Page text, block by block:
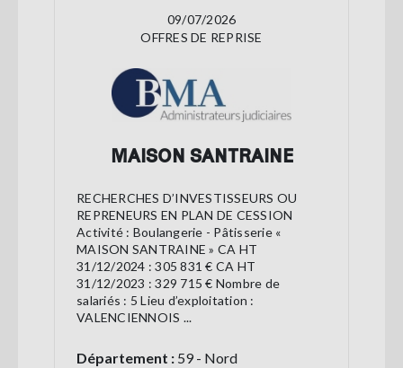
09/07/2026
OFFRES DE REPRISE
MAISON SANTRAINE
RECHERCHES D’INVESTISSEURS OU
REPRENEURS EN PLAN DE CESSION
Activité : Boulangerie - Pâtisserie «
MAISON SANTRAINE » CA HT
31/12/2024 : 305 831 € CA HT
31/12/2023 : 329 715 € Nombre de
salariés : 5 Lieu d’exploitation :
VALENCIENNOIS ...
Département : 59 - Nord